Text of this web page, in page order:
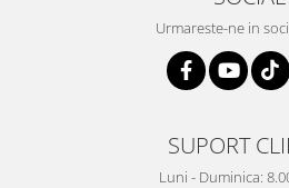
Urmareste-ne in
SUPORT
Luni - Duminica: